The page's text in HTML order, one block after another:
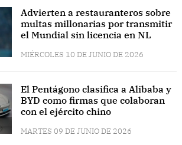
Advierten a restauranteros sobre
multas millonarias por transmitir
el Mundial sin licencia en NL
MIÉRCOLES 10 DE JUNIO DE 2026
El Pentágono clasifica a Alibaba y
BYD como firmas que colaboran
con el ejército chino
MARTES 09 DE JUNIO DE 2026